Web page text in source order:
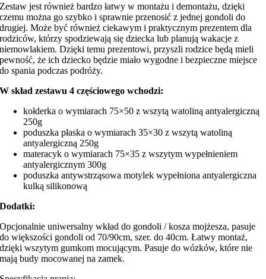
Zestaw jest również bardzo łatwy w montażu i demontażu, dzięki
czemu można go szybko i sprawnie przenosić z jednej gondoli do
drugiej. Może być również ciekawym i praktycznym prezentem dla
rodziców, którzy spodziewają się dziecka lub planują wakacje z
niemowlakiem. Dzięki temu prezentowi, przyszli rodzice będą mieli
pewność, że ich dziecko będzie miało wygodne i bezpieczne miejsce
do spania podczas podróży.
W skład zestawu 4 częściowego wchodzi:
kołderka o wymiarach 75×50 z wszytą watoliną antyalergiczną
250g
poduszka płaska o wymiarach 35×30 z wszytą watoliną
antyalergiczną 250g
materacyk o wymiarach 75×35 z wszytym wypełnieniem
antyalergicznym 300g
poduszka antywstrząsowa motylek wypełniona antyalergiczna
kulką silikonową
Dodatki:
Opcjonalnie uniwersalny wkład do gondoli / kosza mojżesza, pasuje
do większości gondoli od 70/90cm, szer. do 40cm. Łatwy montaż,
dzięki wszytym gumkom mocującym. Pasuje do wózków, które nie
mają budy mocowanej na zamek.